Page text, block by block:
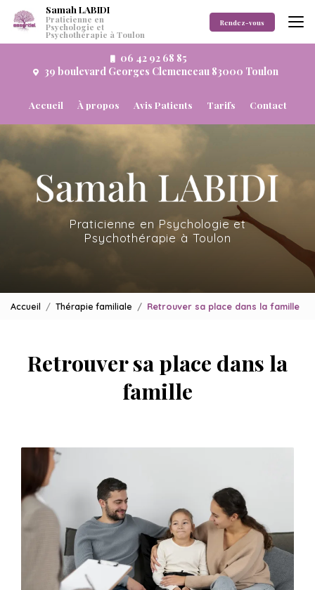
Aller
06 42 92 68 85
39 boulevard Georges Clemenceau 83000 Toulon
Accueil À propos Avis Patients Tarifs Contact
Samah LABIDI
Praticienne en
Psychologie et
Psychothérapie à Toulon
Rendez-vous
Praticienne en Psychologie et
Psychothérapie à Toulon
Accueil Thérapie familiale Retrouver sa place dans la famille
Retrouver sa place dans la
famille